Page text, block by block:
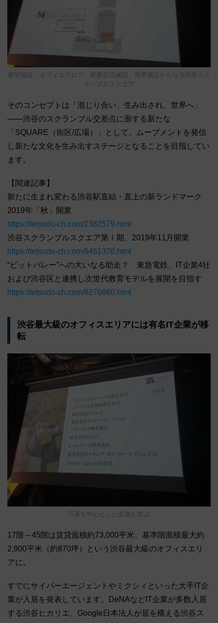
展望施設、オフィスフロア、産業交流施設、商業施設からなる渋谷スク
ランブルスクエア
そのコンセプトは「混じり合い、生み出され、世界へ」
――渋谷のスクランブル交差点に面する新たな
「SQUARE（街区/広場）」として、ムーブメントを発信
し新たな文化を生み出すステージとなることを目指してい
ます。
【関連記事】
新たに生まれ変わる渋谷駅直結・直上の新ランドマーク
2019年「秋」開業
https://tetsudo-ch.com/2382579.html
渋谷スクランブルスクエア第Ⅰ期、2019年11月開業
https://tetsudo-ch.com/6461376.html
“ビットバレー”への大いなる助走？ 東急電鉄、IT企業4社
および渋谷区と連携し次世代教育モデルを展開を目指す
https://tetsudo-ch.com/8276660.html
渋谷最大級のオフィスエリアには有名IT企業が移
転
IT系を中心とした企業が並ぶ
17階～45階は賃貸面積約73,000平米、基準階面積最大約
2,900平米（約870坪）という渋谷最大級のオフィスエリ
アに。
すでにサイバーエージェントやミクシィといった大手IT企
業が入居を発表しています。DeNAなどIT企業が多数入居
する渋谷ヒカリエ、Google日本法人が居を構える渋谷ス